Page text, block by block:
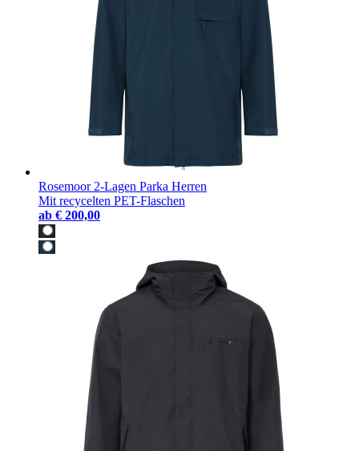
Rosemoor 2-Lagen Parka Herren
Mit recycelten PET-Flaschen
ab € 200,00